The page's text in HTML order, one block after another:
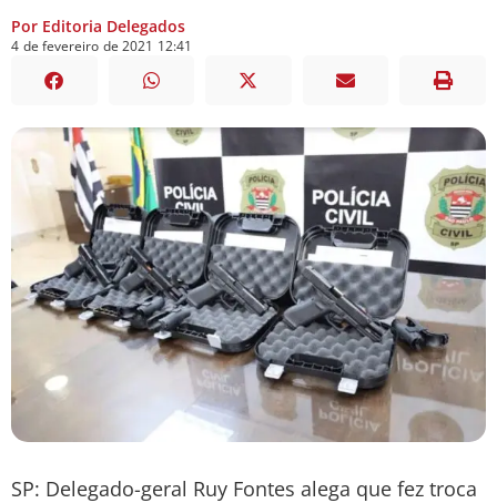
Por Editoria Delegados
4 de fevereiro de 2021 12:41
SP: Delegado-geral Ruy Fontes alega que fez troca